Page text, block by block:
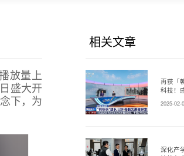
相关文章
放量上
盛大开
下，为
再获「
科技！
2025-02-
深化产